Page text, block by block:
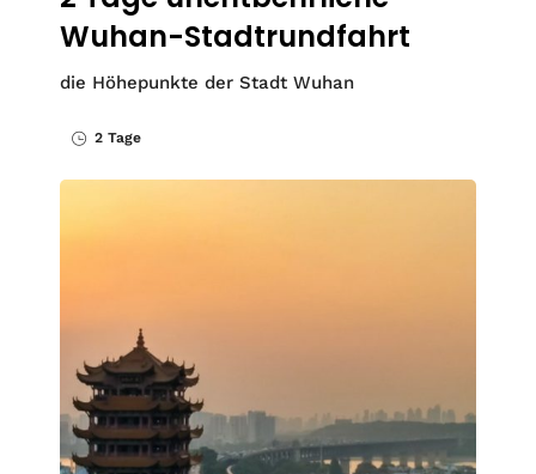
Wuhan-Stadtrundfahrt
die Höhepunkte der Stadt Wuhan
2 Tage